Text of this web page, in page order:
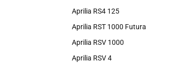
Aprilia RS4 125
Aprilia RST 1000 Futura
Aprilia RSV 1000
Aprilia RSV 4